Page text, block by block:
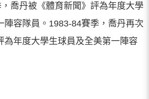
喬丹被《體育新聞》評為年度大學
陣容隊員。1983-84賽季，喬丹再次
為年度大學生球員及全美第一陣容